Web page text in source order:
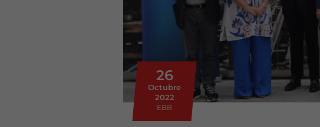
26
Octubre
2022
EBB